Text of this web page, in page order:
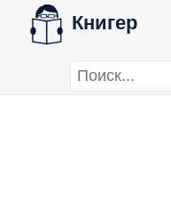
Книгер